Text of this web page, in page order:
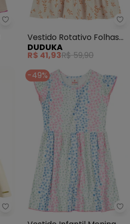
Duduka - Vestido Manga (Bege)
Vestido Rotativo Folhas
com Recortes Marias
(Bege)
DUDUKA
R$ 41,93R$ 59,90
Carinhoso - Vestido Curto em
-49%